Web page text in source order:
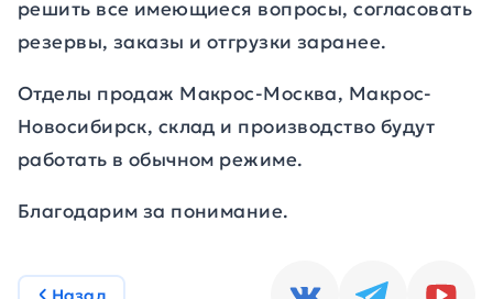
решить все имеющиеся вопросы, согласовать
резервы, заказы и отгрузки заранее.
Отделы продаж Макрос-Москва, Макрос-
Новосибирск, склад и производство будут
работать в обычном режиме.
Благодарим за понимание.
Назад